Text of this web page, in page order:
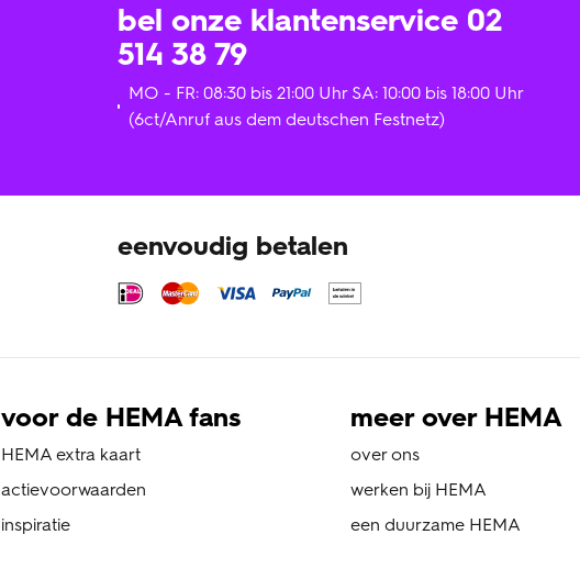
bel onze klantenservice 02
514 38 79
MO - FR: 08:30 bis 21:00 Uhr SA: 10:00 bis 18:00 Uhr
(6ct/Anruf aus dem deutschen Festnetz)
eenvoudig betalen
voor de HEMA fans
HEMA extra kaart
actievoorwaarden
inspiratie
meer over HEMA
over ons
werken bij HEMA
een duurzame HEMA